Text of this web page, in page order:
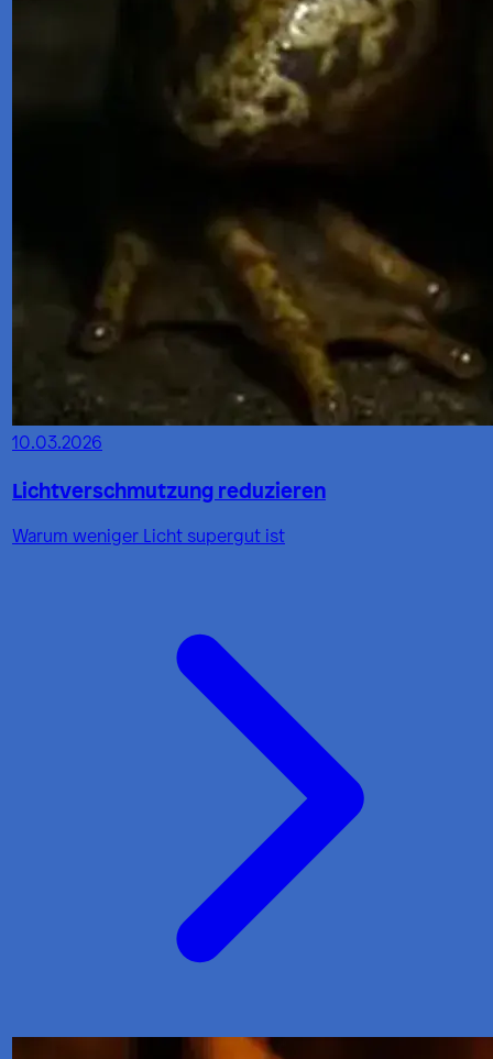
10.03.2026
Lichtverschmutzung reduzieren
Warum weniger Licht supergut ist